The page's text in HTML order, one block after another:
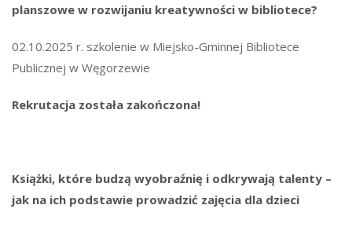
planszowe w rozwijaniu kreatywności w bibliotece?
02.10.2025 r. szkolenie w Miejsko-Gminnej Bibliotece
Publicznej w Węgorzewie
Rekrutacja została zakończona!
Książki, które budzą wyobraźnię i odkrywają talenty –
jak na ich podstawie prowadzić zajęcia dla dzieci